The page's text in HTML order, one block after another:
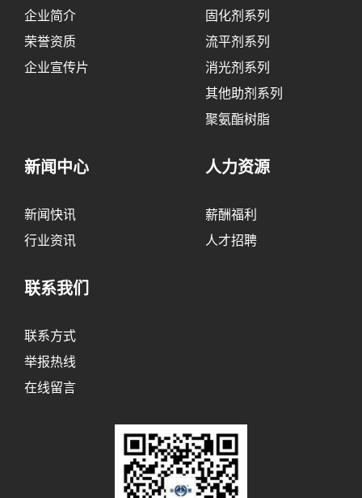
企业简介
荣誉资质
企业宣传片
固化剂系列
流平剂系列
消光剂系列
其他助剂系列
聚氨酯树脂
新闻中心
新闻快讯
行业资讯
人力资源
薪酬福利
人才招聘
联系我们
联系方式
举报热线
在线留言